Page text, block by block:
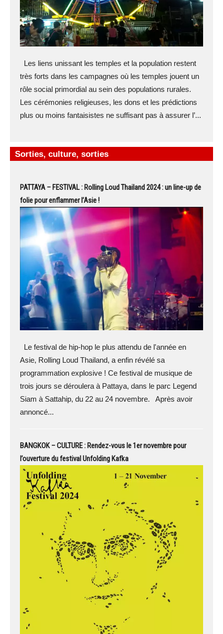
Les liens unissant les temples et la population restent
très forts dans les campagnes où les temples jouent un
rôle social primordial au sein des populations rurales.
Les cérémonies religieuses, les dons et les prédictions
plus ou moins fantaisistes ne suffisant pas à assurer l’...
Sorties, culture, sorties
PATTAYA – FESTIVAL : Rolling Loud Thailand 2024 : un line-up de
folie pour enflammer l’Asie !
Le festival de hip-hop le plus attendu de l'année en
Asie, Rolling Loud Thailand, a enfin révélé sa
programmation explosive ! Ce festival de musique de
trois jours se déroulera à Pattaya, dans le parc Legend
Siam à Sattahip, du 22 au 24 novembre. Après avoir
annoncé...
BANGKOK – CULTURE : Rendez-vous le 1er novembre pour
l’ouverture du festival Unfolding Kafka